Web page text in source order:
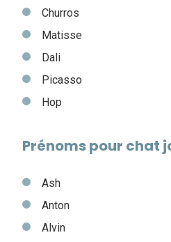
Churros
Matisse
Dali
Picasso
Hop
Prénoms pour chat
Ash
Anton
Alvin